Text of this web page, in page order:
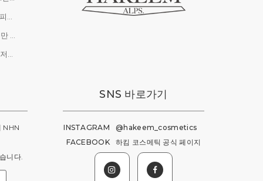
NHN
니다.
SNS 바로가기
INSTAGRAM
@hakeem_cosmetics
FACEBOOK
하킴 코스메틱 공식 페이지